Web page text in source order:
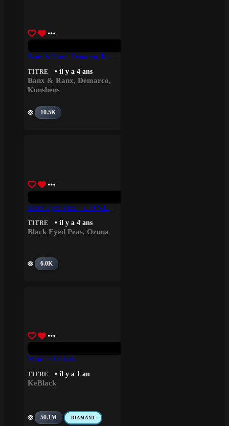
TITRE • il y a 4 ans
Banx & Ranx, Demarco,
Konshens
10.5K
TITRE • il y a 4 ans
Black Eyed Peas, Ozuna
6.0K
Mood – Keblack
TITRE • il y a 1 an
KeBlack
50.1M DIAMANT